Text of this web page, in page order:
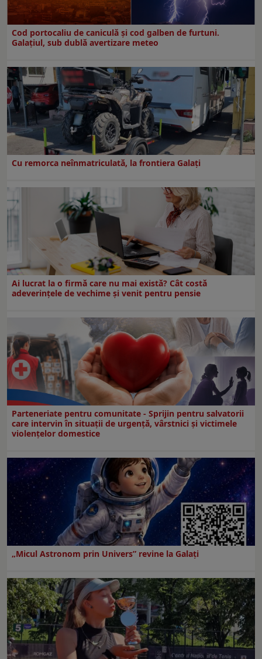
Cod portocaliu de caniculă și cod galben de furtuni.
Galațiul, sub dublă avertizare meteo
Cu remorca neînmatriculată, la frontiera Galați
Ai lucrat la o firmă care nu mai există? Cât costă
adeverințele de vechime și venit pentru pensie
Parteneriate pentru comunitate - Sprijin pentru salvatorii
care intervin în situații de urgență, vârstnici și victimele
violențelor domestice
„Micul Astronom prin Univers” revine la Galați